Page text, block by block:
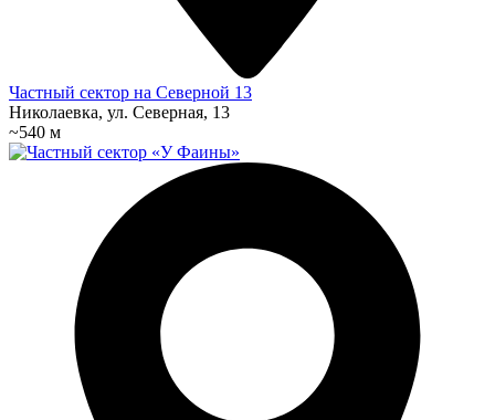
Частный сектор на Северной 13
Николаевка, ул. Северная, 13
~540 м